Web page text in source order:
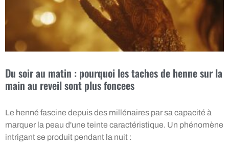
Du soir au matin : pourquoi les taches de henne sur la
main au reveil sont plus foncees
Le henné fascine depuis des millénaires par sa capacité à
marquer la peau d'une teinte caractéristique. Un phénomène
intrigant se produit pendant la nuit :